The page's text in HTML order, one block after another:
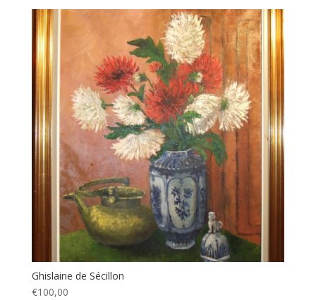
Ghislaine de Sécillon
€100,00